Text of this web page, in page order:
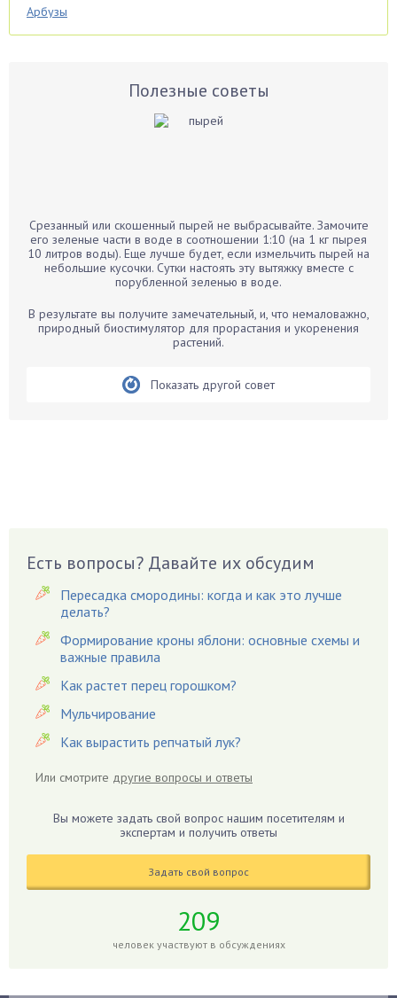
Арбузы
Аспарагус
Бархатцы
Бегония
Бирючина
Бобовые
Вредители
Гардения
Гацания
Гвоздики
Георгины
Герань
Гиацинт
Гибискус
Гладиолусы
Голубика
Полезные советы
Срезанный или скошенный пырей не выбрасывайте. Замочите
его зеленые части в воде в соотношении 1:10 (на 1 кг пырея
10 литров воды). Еще лучше будет, если измельчить пырей на
небольшие кусочки. Сутки настоять эту вытяжку вместе с
порубленной зеленью в воде.
В результате вы получите замечательный, и, что немаловажно,
природный биостимулятор для прорастания и укоренения
растений.
Показать другой совет
Есть вопросы? Давайте их обсудим
Пересадка смородины: когда и как это лучше
делать?
Формирование кроны яблони: основные схемы и
важные правила
Как растет перец горошком?
Мульчирование
Как вырастить репчатый лук?
Или смотрите другие вопросы и ответы
Вы можете задать свой вопрос нашим посетителям и
экспертам и получить ответы
Задать свой вопрос
209
человек участвуют в обсуждениях